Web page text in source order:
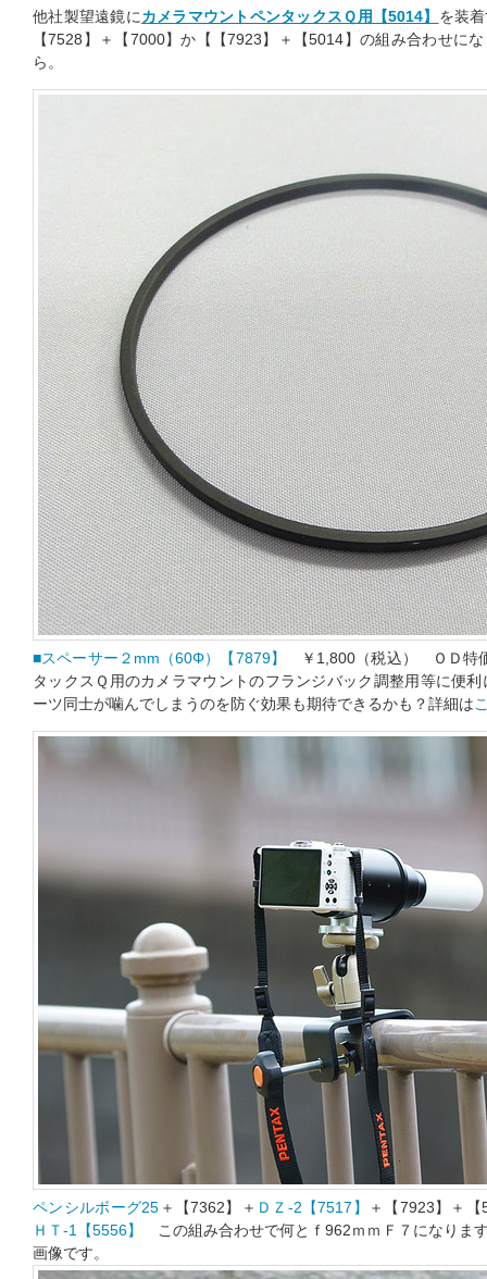
他社製望遠鏡にカメラマウントペンタックスＱ用【5014】 を装
【7528】＋【7000】か【【7923】＋【5014】の組み合わせに
ら。
■スペーサー２mm（60Φ）【7879】
￥1,800（税込） ＯＤ特
タックスＱ用のカメラマウントのフランジバック調整用等に便
ーツ同士が噛んでしまうのを防ぐ効果も期待できるかも？詳細は
ペンシルボーグ25 ＋【7362】＋ ＤＺ-2【7517】
＋【7923】＋
ＨＴ-1【5556】
この組み合わせで何とｆ962ｍｍＦ７になりま
画像です。